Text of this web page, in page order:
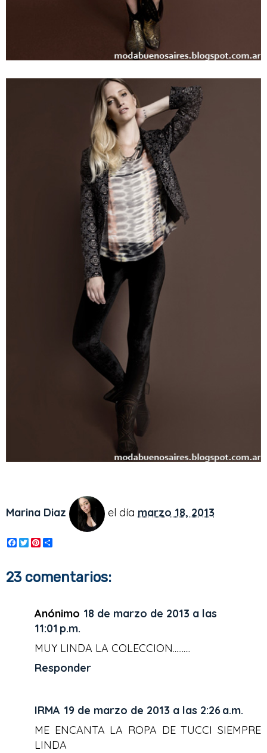
Marina Diaz el día marzo 18, 2013
F
a
e
b
T
w
t
t
P
t
e
s
t
r
e
23 comentarios:
Anónimo 18 de marzo de 2013 a las
11:01 p.m.
MUY LINDA LA COLECCION..........
Responder
IRMA 19 de marzo de 2013 a las 2:26 a.m.
ME ENCANTA LA ROPA DE TUCCI SIEMPRE
LINDA